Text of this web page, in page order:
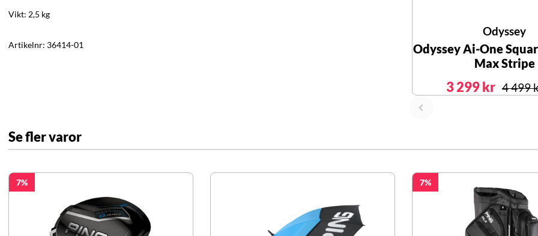
Vikt: 2,5 kg
Artikelnr: 36414-01
Odyssey
Odyssey Ai-One
Max Stripe
3 299 kr 4 499
Se fler varor
7 7